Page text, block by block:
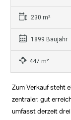
230 m²
1899 Baujahr
447 m²
Zum Verkauf steht
zentraler, gut
umfasst derzeit